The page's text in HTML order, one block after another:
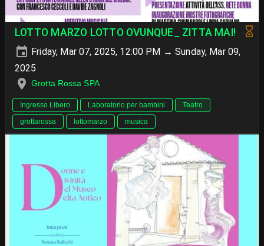
LOTTO MARZO LOTTO OVUNQUE_ ZITTA MAI!
Friday, Mar 07, 2025, 12:00 PM → Sunday, Mar 09,
2025
Grotta Rossa SPA
Ingresso Libero Laboratorio per bambini
Teatro
grottarossa
lottomarzo musica